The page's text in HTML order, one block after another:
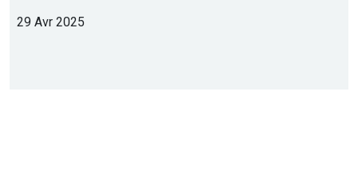
29 Avr 2025